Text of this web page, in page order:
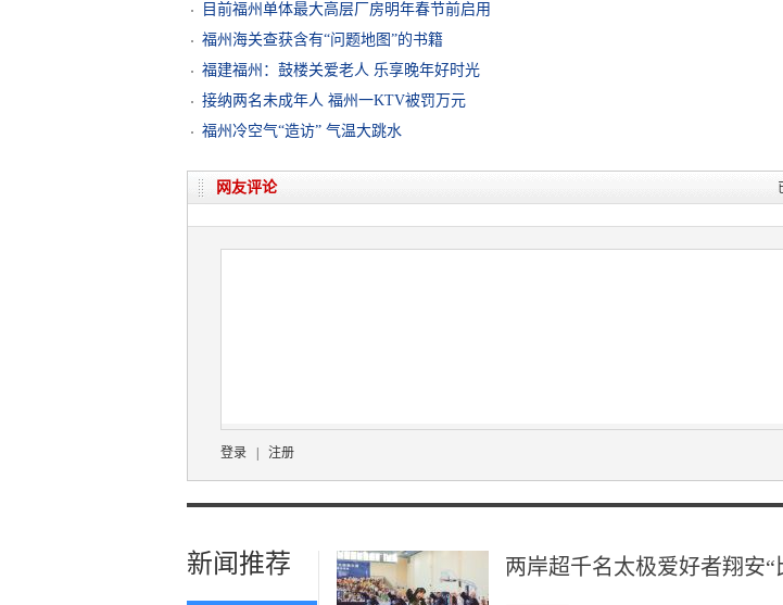
目前福州单体最大高层厂房明年春节前启用
福州海关查获含有“问题地图”的书籍
福建福州：鼓楼关爱老人 乐享晚年好时光
接纳两名未成年人 福州一KTV被罚万元
福州冷空气“造访” 气温大跳水
网友评论
登录 注册
新闻推荐 两岸超千名太极爱好者翔安“